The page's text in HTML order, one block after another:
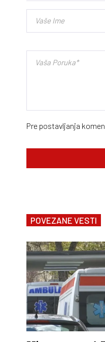
Pre postavljanja
POVEZANE VESTI